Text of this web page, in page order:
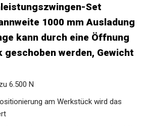
Set
1000 mm Ausladung
kann durch eine Öffnung
geschoben werden, Gewicht
6.500 N
am Werkstück wird das